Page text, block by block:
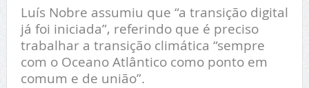
Luís Nobre assumiu que “a transição digital
já foi iniciada”, referindo que é preciso
trabalhar a transição climática “sempre
com o Oceano Atlântico como ponto em
comum e de união”.